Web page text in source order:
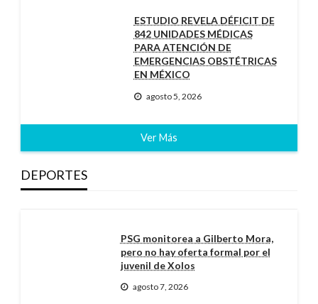
ESTUDIO REVELA DÉFICIT DE
842 UNIDADES MÉDICAS
PARA ATENCIÓN DE
EMERGENCIAS OBSTÉTRICAS
EN MÉXICO
agosto 5, 2026
Ver Más
DEPORTES
PSG monitorea a Gilberto Mora,
pero no hay oferta formal por el
juvenil de Xolos
agosto 7, 2026